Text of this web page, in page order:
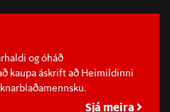
og óháð
kaupa áskrift að Heimildinni
Sjá meira